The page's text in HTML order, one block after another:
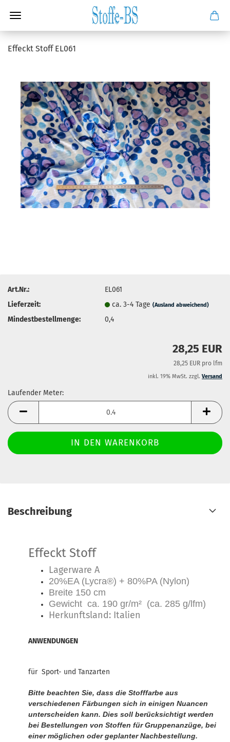
Effeckt Stoff EL061
Art.Nr.:
EL061
Lieferzeit:
ca. 3-4 Tage(Ausland abweichend)
Mindestbestellmenge: 0,4
28,25 EUR
28,25 EUR pro lfm
inkl. 19% MwSt. zzgl. Versand
Laufender Meter:
Laufender
Meter
Beschreibung
Effeckt Stoff
Lagerware A
20%EA (Lycra®) + 80%PA (Nylon)
Breite 150 cm
Gewicht ca. 190 gr/m² (ca. 285 g/lfm)
Herkunftsland: Italien
ANWENDUNGEN
für Sport- und Tanzarten
Bitte beachten Sie, dass die Stofffarbe aus
verschiedenen Färbungen sich in einigen Nuancen
unterscheiden kann. Dies soll berücksichtigt werden
bei Bestellungen von Stoffen für Gruppenanzüge, bei
einer möglichen oder geplanter Nachbestellung.